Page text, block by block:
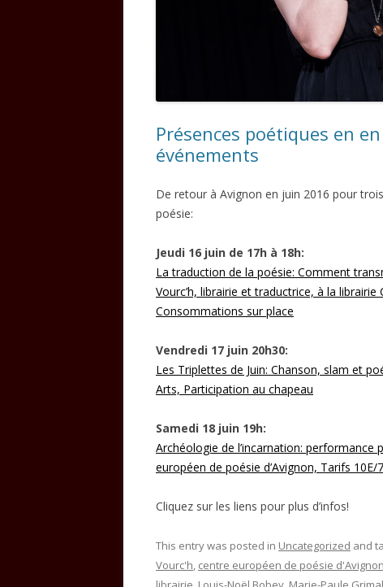
Présences poétiques en
événements
De retour à Avignon en juin 2016 pour
poésie:
Jeudi 16 juin de 17h à 18h:
La traduction de la poésie: Comment
Vourc’h, librairie et traductrice, à la
Consommations sur place
Vendredi 17 juin 20h30:
Les Triplettes de Juin: Chanson, slam et
Arts, Participation au chapeau
Samedi 18 juin 19h:
Archéologie de l’incarnation:
européen de poésie d’Avignon, Tarifs 10E/
Cliquez sur les liens pour plus d’infos!
This entry was posted in Uncategorized and
Vourc'h, centre européen de poésie d'Avignon